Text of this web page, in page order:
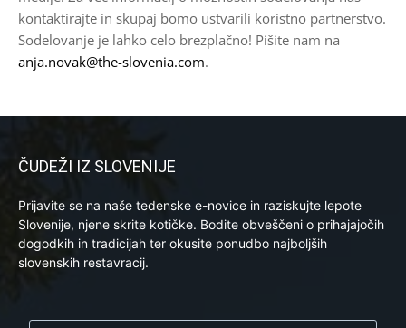
kontaktirajte in skupaj bomo ustvarili koristno partnerstvo.
Sodelovanje je lahko celo brezplačno! Pišite nam na
anja.novak@the-slovenia.com.
ČUDEŽI IZ SLOVENIJE
Prijavite se na naše tedenske e-novice in raziskujte lepote
Slovenije, njene skrite kotičke. Bodite obveščeni o prihajajočih
dogodkih in tradicijah ter okusite ponudbo najboljših
slovenskih restavracij.